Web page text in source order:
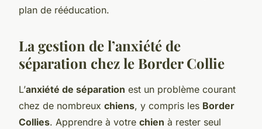
plan de rééducation.
La gestion de l’anxiété de
séparation chez le Border Collie
L’anxiété de séparation est un problème courant
chez de nombreux chiens, y compris les Border
Collies. Apprendre à votre chien à rester seul